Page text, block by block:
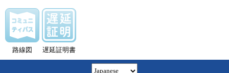
路線図 遅延証明書